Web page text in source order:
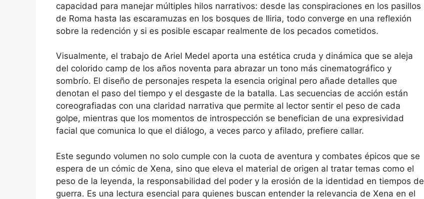
capacidad para manejar múltiples hilos narrativos: desde las conspiraciones en los pasillos
de Roma hasta las escaramuzas en los bosques de Iliria, todo converge en una reflexión
sobre la redención y si es posible escapar realmente de los pecados cometidos.
Visualmente, el trabajo de Ariel Medel aporta una estética cruda y dinámica que se aleja
del colorido camp de los años noventa para abrazar un tono más cinematográfico y
sombrío. El diseño de personajes respeta la esencia original pero añade detalles que
denotan el paso del tiempo y el desgaste de la batalla. Las secuencias de acción están
coreografiadas con una claridad narrativa que permite al lector sentir el peso de cada
golpe, mientras que los momentos de introspección se benefician de una expresividad
facial que comunica lo que el diálogo, a veces parco y afilado, prefiere callar.
Este segundo volumen no solo cumple con la cuota de aventura y combates épicos que se
espera de un cómic de Xena, sino que eleva el material de origen al tratar temas como el
peso de la leyenda, la responsabilidad del poder y la erosión de la identidad en tiempos de
guerra. Es una lectura esencial para quienes buscan entender la relevancia de Xena en el